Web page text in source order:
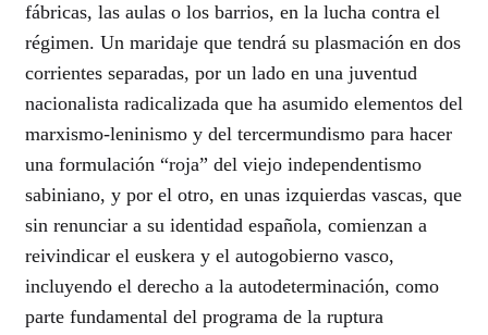
fábricas, las aulas o los barrios, en la lucha contra el
régimen. Un maridaje que tendrá su plasmación en dos
corrientes separadas, por un lado en una juventud
nacionalista radicalizada que ha asumido elementos del
marxismo-leninismo y del tercermundismo para hacer
una formulación “roja” del viejo independentismo
sabiniano, y por el otro, en unas izquierdas vascas, que
sin renunciar a su identidad española, comienzan a
reivindicar el euskera y el autogobierno vasco,
incluyendo el derecho a la autodeterminación, como
parte fundamental del programa de la ruptura